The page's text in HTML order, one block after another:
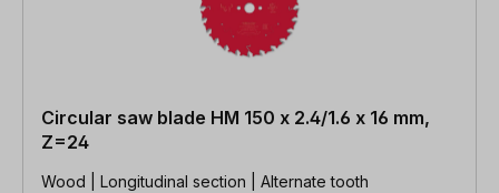
Circular saw blade HM 150 x 2.4/1.6 x 16 mm,
Z=24
Wood | Longitudinal section | Alternate tooth